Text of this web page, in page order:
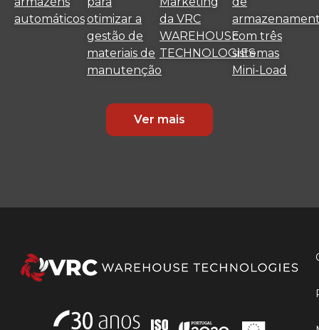
automáticosotimizar a
gestão de
materiais de
manutenção
da VRC
WAREHOUSE
TECHNOLOGIES
com três
sistemas
Mini-Load
Ver mais